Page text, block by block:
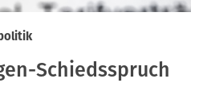
Schiedsspruch